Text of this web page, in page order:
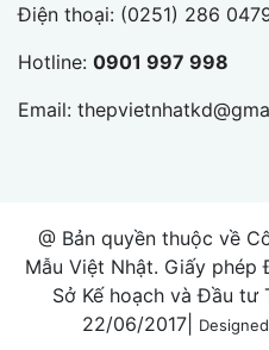
Điện thoại: (0251) 286
Hotline: 0901 997 998
Email:
@ Bản quyền thuộc về
Mẫu Việt Nhật. Giấy phép
Sở Kế hoạch và Đầu tư
22/06/2017|